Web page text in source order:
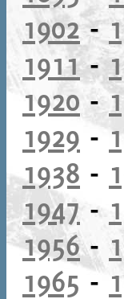
1902-
1911-
1920 -
1929 -
1938 -
1947-
1956-
1965 -